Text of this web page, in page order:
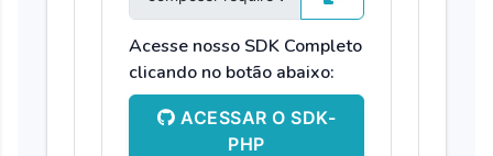
Acesse nosso SDK Completo
clicando no botão abaixo:
ACESSAR O SDK-
PHP